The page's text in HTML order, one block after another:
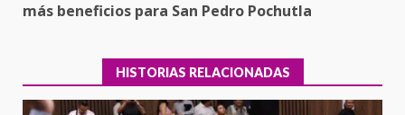
más beneficios para San Pedro Pochutla
HISTORIAS RELACIONADAS